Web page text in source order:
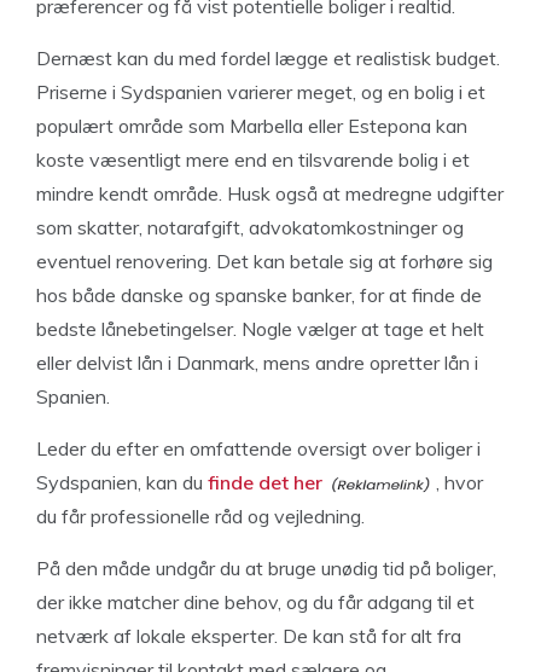
præferencer og få vist potentielle boliger i realtid.
Dernæst kan du med fordel lægge et realistisk budget.
Priserne i Sydspanien varierer meget, og en bolig i et
populært område som Marbella eller Estepona kan
koste væsentligt mere end en tilsvarende bolig i et
mindre kendt område. Husk også at medregne udgifter
som skatter, notarafgift, advokatomkostninger og
eventuel renovering. Det kan betale sig at forhøre sig
hos både danske og spanske banker, for at finde de
bedste lånebetingelser. Nogle vælger at tage et helt
eller delvist lån i Danmark, mens andre opretter lån i
Spanien.
Leder du efter en omfattende oversigt over boliger i
Sydspanien, kan du finde det her
, hvor
du får professionelle råd og vejledning.
På den måde undgår du at bruge unødig tid på boliger,
der ikke matcher dine behov, og du får adgang til et
netværk af lokale eksperter. De kan stå for alt fra